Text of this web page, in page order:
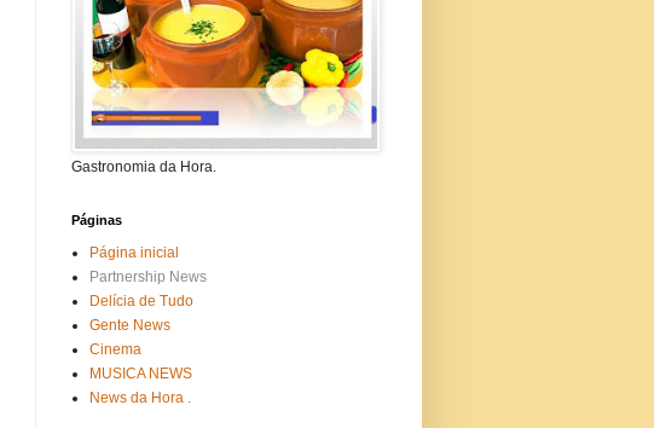
Gastronomia da Hora.
Páginas
Página inicial
Partnership News
Delícia de Tudo
Gente News
Cinema
MUSICA NEWS
News da Hora .